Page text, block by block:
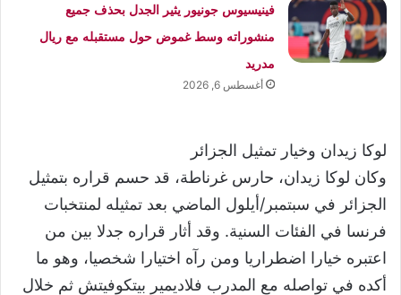
فينيسيوس جونيور يثير الجدل بحذف جميع
منشوراته وسط غموض حول مستقبله مع ريال
مدريد
أغسطس 6, 2026
لوكا زيدان وخيار تمثيل الجزائر
وكان لوكا زيدان، حارس غرناطة، قد حسم قراره بتمثيل
الجزائر في سبتمبر/أيلول الماضي بعد تمثيله لمنتخبات
فرنسا في الفئات السنية. وقد أثار قراره جدلا بين من
اعتبره خيارا اضطراريا ومن رآه اختيارا شخصيا، وهو ما
أكده في تواصله مع المدرب فلاديمير بيتكوفيتش ثم خلال